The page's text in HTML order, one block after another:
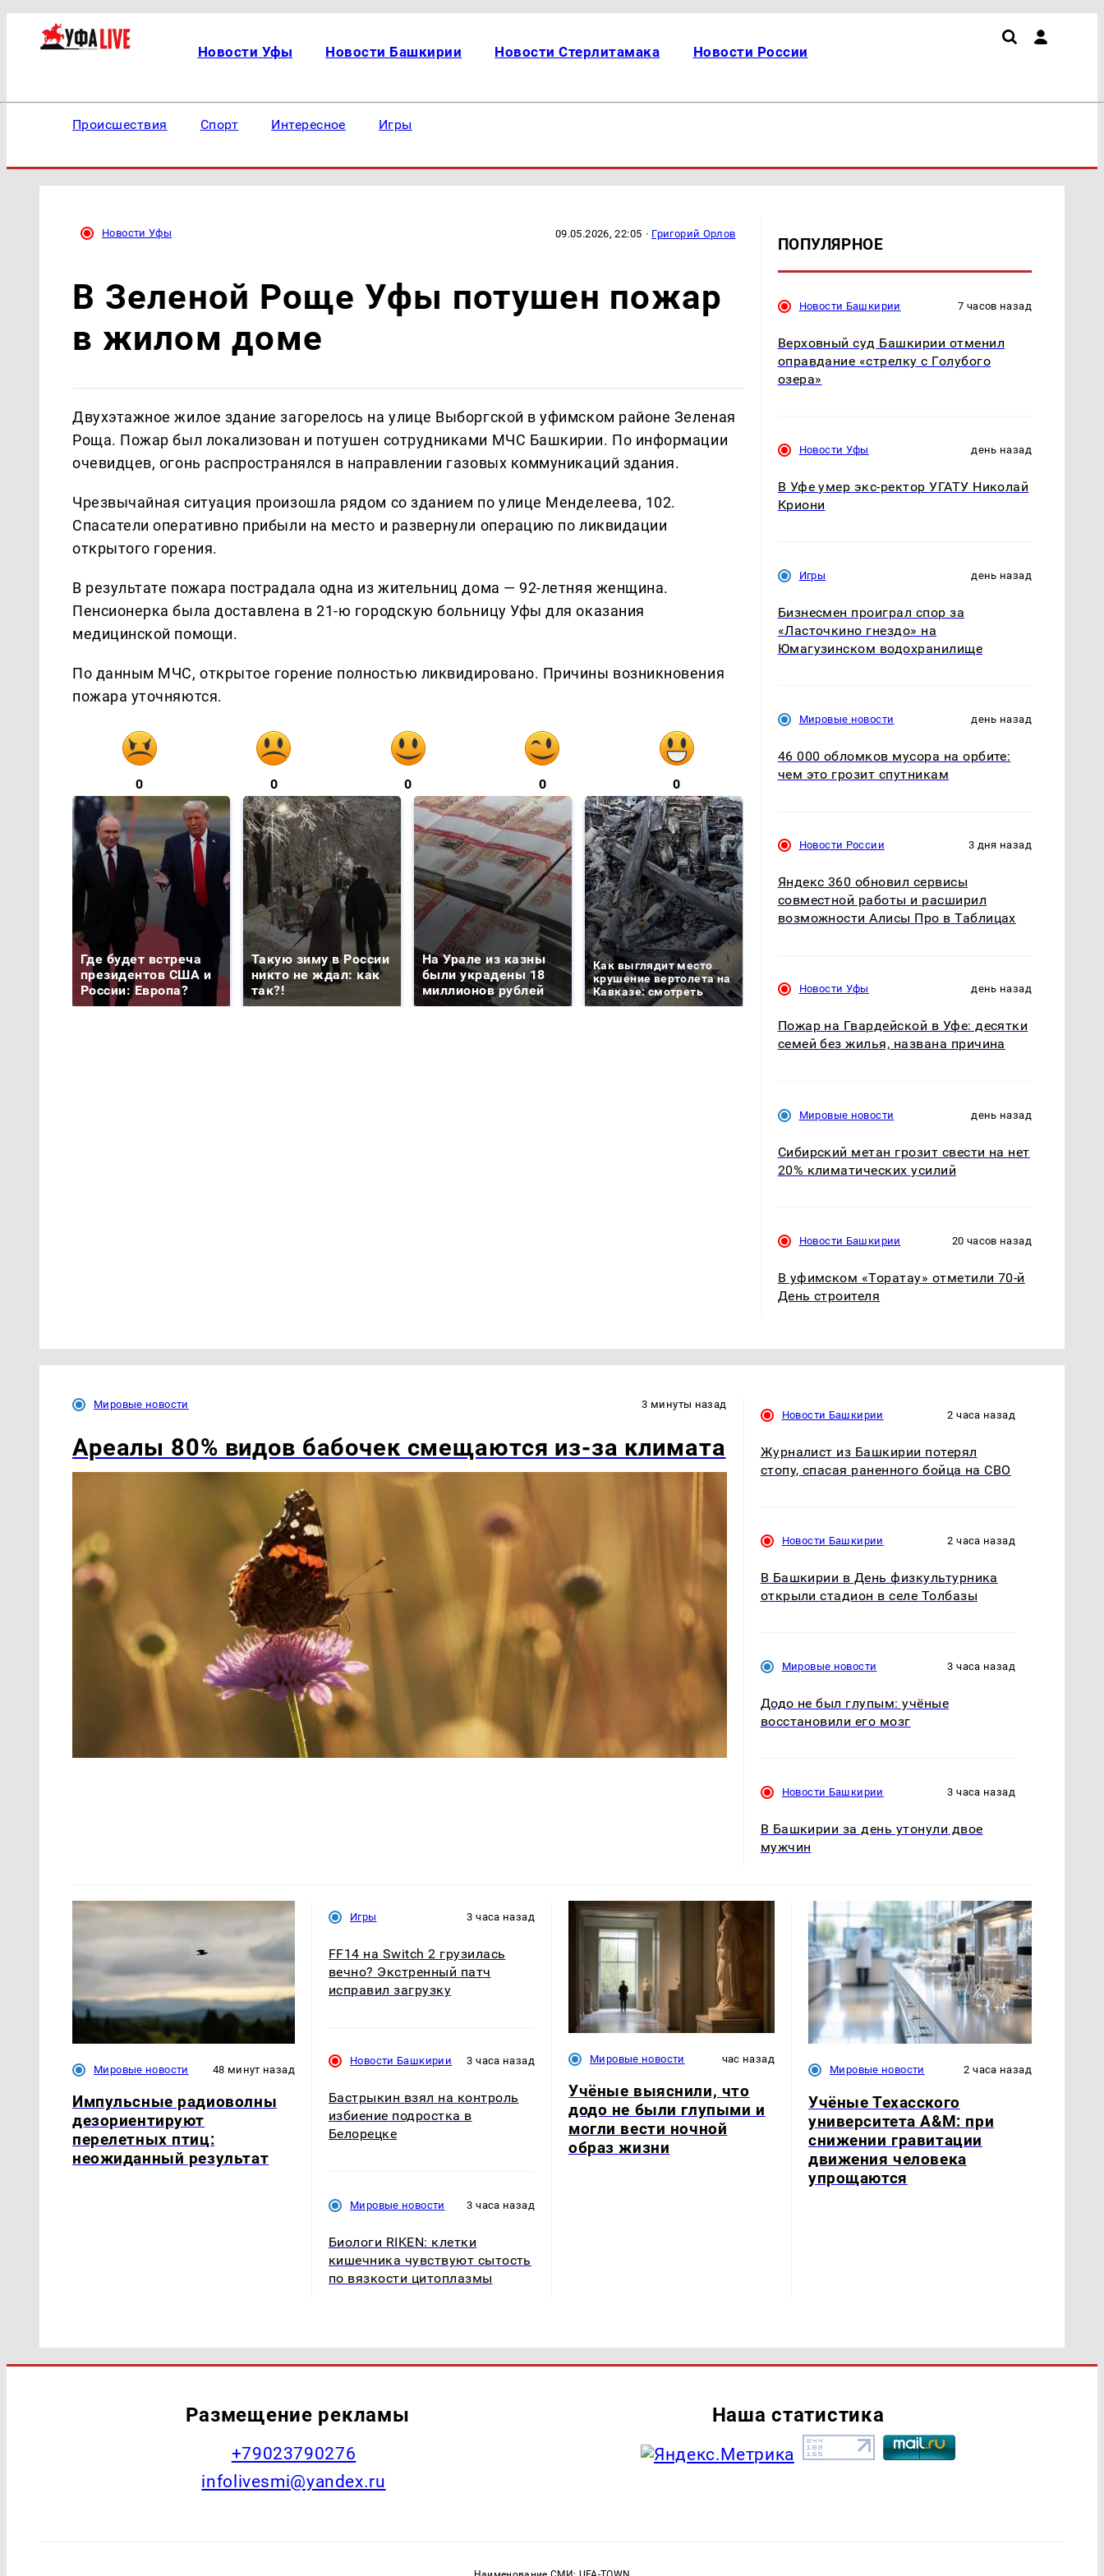
Новости Уфы Новости Башкирии Новости Стерлитамака Новости России
Происшествия Спорт Интересное Игры
Новости Уфы 09.05.2026, 22:05 · Григорий Орлов
В Зеленой Роще Уфы потушен пожар
в жилом доме
Двухэтажное жилое здание загорелось на улице Выборгской в уфимском районе Зеленая
Роща. Пожар был локализован и потушен сотрудниками МЧС Башкирии. По информации
очевидцев, огонь распространялся в направлении газовых коммуникаций здания.
Чрезвычайная ситуация произошла рядом со зданием по улице Менделеева, 102.
Спасатели оперативно прибыли на место и развернули операцию по ликвидации
открытого горения.
В результате пожара пострадала одна из жительниц дома — 92-летняя женщина.
Пенсионерка была доставлена в 21-ю городскую больницу Уфы для оказания
медицинской помощи.
По данным МЧС, открытое горение полностью ликвидировано. Причины возникновения
пожара уточняются.
0 0 0 0 0
Где будет встреча
президентов США и
России: Европа?
Такую зиму в России
никто не ждал: как
так?!
На Урале из казны
были украдены 18
миллионов рублей
Как выглядит место
крушение вертолета на
Кавказе: смотреть
магазина: список
криптомиллионера
ПОПУЛЯРНОЕ
Новости Башкирии 7 часов назад
Верховный суд Башкирии отменил
оправдание «стрелку с Голубого
озера»
Новости Уфы день назад
В Уфе умер экс-ректор УГАТУ Николай
Криони
Игры день назад
Бизнесмен проиграл спор за
«Ласточкино гнездо» на
Юмагузинском водохранилище
Мировые новости день назад
46 000 обломков мусора на орбите:
чем это грозит спутникам
Новости России 3 дня назад
Яндекс 360 обновил сервисы
совместной работы и расширил
возможности Алисы Про в Таблицах
Новости Уфы день назад
Пожар на Гвардейской в Уфе: десятки
семей без жилья, названа причина
Мировые новости день назад
Сибирский метан грозит свести на нет
20% климатических усилий
Новости Башкирии 20 часов назад
В уфимском «Торатау» отметили 70-й
День строителя
Мировые новости 3 минуты назад
Ареалы 80% видов бабочек смещаются из-за климата
Новости Башкирии 2 часа назад
Журналист из Башкирии потерял
стопу, спасая раненного бойца на СВО
Новости Башкирии 2 часа назад
В Башкирии в День физкультурника
открыли стадион в селе Толбазы
Мировые новости 3 часа назад
Додо не был глупым: учёные
восстановили его мозг
Новости Башкирии 3 часа назад
В Башкирии за день утонули двое
мужчин
Мировые новости 48 минут назад
Импульсные радиоволны
дезориентируют
перелетных птиц:
неожиданный результат
Игры 3 часа назад
FF14 на Switch 2 грузилась
вечно? Экстренный патч
исправил загрузку
Новости Башкирии 3 часа назад
Бастрыкин взял на контроль
избиение подростка в
Белорецке
Мировые новости 3 часа назад
Биологи RIKEN: клетки
кишечника чувствуют сытость
по вязкости цитоплазмы
Мировые новости час назад
Учёные выяснили, что
додо не были глупыми и
могли вести ночной
образ жизни
Мировые новости 2 часа назад
Учёные Техасского
университета A&M: при
снижении гравитации
движения человека
упрощаются
Размещение рекламы
+79023790276
infolivesmi@yandex.ru
Наша статистика